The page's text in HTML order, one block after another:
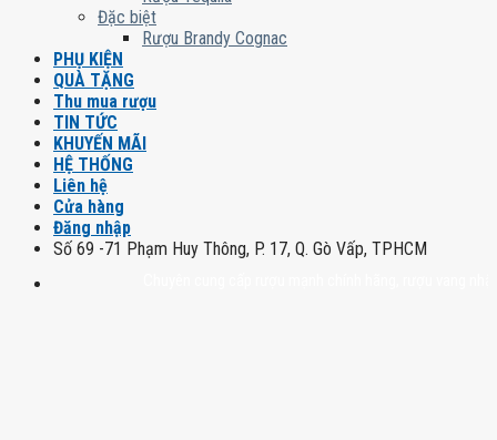
Đặc biệt
Rượu Brandy Cognac
PHỤ KIỆN
QUÀ TẶNG
Thu mua rượu
TIN TỨC
KHUYẾN MÃI
HỆ THỐNG
Liên hệ
Cửa hàng
Đăng nhập
Số 69 -71 Phạm Huy Thông, P. 17, Q. Gò Vấp, TPHCM